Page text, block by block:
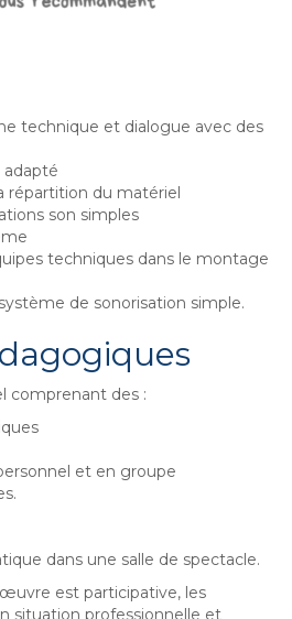
technique et dialogue avec des
adapté
répartition du matériel
son simples
techniques dans le montage
de sonorisation simple.
comprenant des :
et en groupe
dans une salle de spectacle.
est participative, les
situation professionnelle et